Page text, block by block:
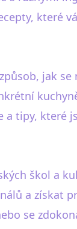
které
jak
tipy, které
škol a
a získat
se